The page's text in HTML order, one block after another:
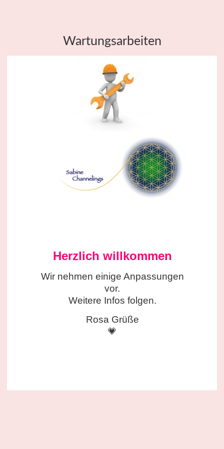
Wartungsarbeiten
Herzlich willkommen
Wir nehmen einige Anpassungen
vor.
Weitere Infos folgen.
Rosa Grüße
💗